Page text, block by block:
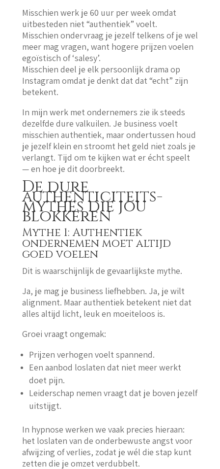
Misschien werk je 60 uur per week omdat
uitbesteden niet “authentiek” voelt.
Misschien ondervraag je jezelf telkens of je wel
meer mag vragen, want hogere prijzen voelen
egoïstisch of ‘salesy’.
Misschien deel je elk persoonlijk drama op
Instagram omdat je denkt dat dat “echt” zijn
betekent.
In mijn werk met ondernemers zie ik steeds
dezelfde dure valkuilen. Je business voelt
misschien authentiek, maar ondertussen houd
je jezelf klein en stroomt het geld niet zoals je
verlangt. Tijd om te kijken wat er écht speelt
— en hoe je dit doorbreekt.
De dure
authenticiteits-
mythes die jou
blokkeren
Mythe 1: Authentiek
ondernemen moet altijd
goed voelen
Dit is waarschijnlijk de gevaarlijkste mythe.
Ja, je mag je business liefhebben. Ja, je wilt
alignment. Maar authentiek betekent niet dat
alles altijd licht, leuk en moeiteloos is.
Groei vraagt ongemak:
Prijzen verhogen voelt spannend.
Een aanbod loslaten dat niet meer werkt
doet pijn.
Leiderschap nemen vraagt dat je boven jezelf
uitstijgt.
In hypnose werken we vaak precies hieraan:
het loslaten van de onderbewuste angst voor
afwijzing of verlies, zodat je wél die stap kunt
zetten die je omzet verdubbelt.